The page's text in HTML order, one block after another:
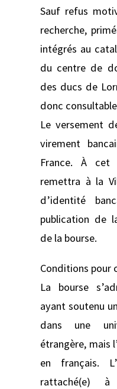
Sauf refus
recherche,
intégrés au
du centre de
des ducs de
donc
Le versement
virement
France. À cet
remettra à la
d’identité
publication de
de la bourse.
Conditions pour
La bourse
ayant soutenu
dans une
étrangère, mais
en français.
rattaché(e)